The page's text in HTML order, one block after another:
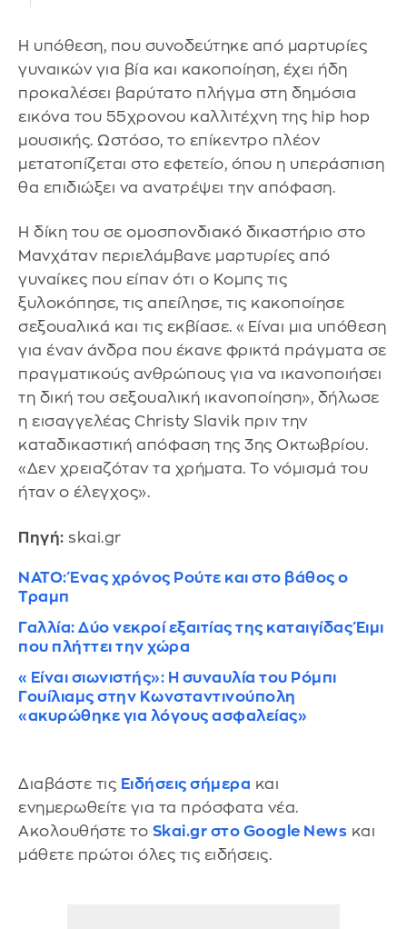
Η υπόθεση, που συνοδεύτηκε από μαρτυρίες
γυναικών για βία και κακοποίηση, έχει ήδη
προκαλέσει βαρύτατο πλήγμα στη δημόσια
εικόνα του 55χρονου καλλιτέχνη της hip hop
μουσικής. Ωστόσο, το επίκεντρο πλέον
μετατοπίζεται στο εφετείο, όπου η υπεράσπιση
θα επιδιώξει να ανατρέψει την απόφαση.
Η δίκη του σε ομοσπονδιακό δικαστήριο στο
Μανχάταν περιελάμβανε μαρτυρίες από
γυναίκες που είπαν ότι ο Κομπς τις
ξυλοκόπησε, τις απείλησε, τις κακοποίησε
σεξουαλικά και τις εκβίασε. «Είναι μια υπόθεση
για έναν άνδρα που έκανε φρικτά πράγματα σε
πραγματικούς ανθρώπους για να ικανοποιήσει
τη δική του σεξουαλική ικανοποίηση», δήλωσε
η εισαγγελέας Christy Slavik πριν την
καταδικαστική απόφαση της 3ης Οκτωβρίου.
«Δεν χρειαζόταν τα χρήματα. Το νόμισμά του
ήταν ο έλεγχος».
Πηγή: skai.gr
ΝΑΤΟ: Ένας χρόνος Ρούτε και στο βάθος ο
Τραμπ
Γαλλία: Δύο νεκροί εξαιτίας της καταιγίδας Έιμι
που πλήττει την χώρα
«Είναι σιωνιστής»: Η συναυλία του Ρόμπι
Γουίλιαμς στην Κωνσταντινούπολη
«ακυρώθηκε για λόγους ασφαλείας»
Διαβάστε τις Ειδήσεις σήμερα και
ενημερωθείτε για τα πρόσφατα νέα.
Ακολουθήστε το Skai.gr στο Google News και
μάθετε πρώτοι όλες τις ειδήσεις.